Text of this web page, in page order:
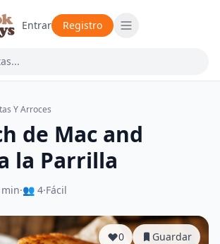
Entrar Registro
Y Arroces
de Mac and
la Parrilla
·👥 4·Fácil
0 Guardar